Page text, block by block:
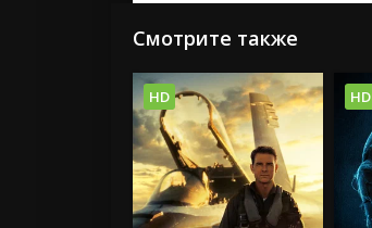
Смотрите также
HD HD